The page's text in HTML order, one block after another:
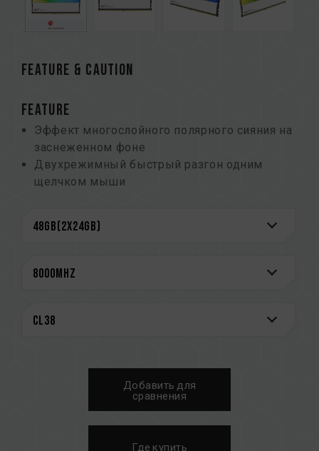
FEATURE & CAUTION
FEATURE
Эффект многослойного полярного сияния на
заснеженном фоне
Двухрежимный быстрый разгон одним
щелчком мыши
Радиатор толщиной 2 мм с прецизионной
рассеивания тепла
премиум-класса
Патент на инновационную структуру схемы
снижает энергопотребление и
тепловыделение(патент Тайваня на
Добавить для
сравнения
Где купить